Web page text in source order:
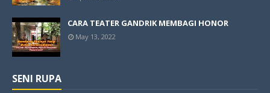
CARA TEATER GANDRIK MEMBAGI HONOR
May 13, 2022
SENI RUPA